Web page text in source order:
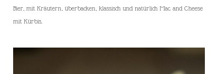
Bier, mit Kräutern, überbacken, klassisch und natürlich Mac and Cheese
mit Kürbis.